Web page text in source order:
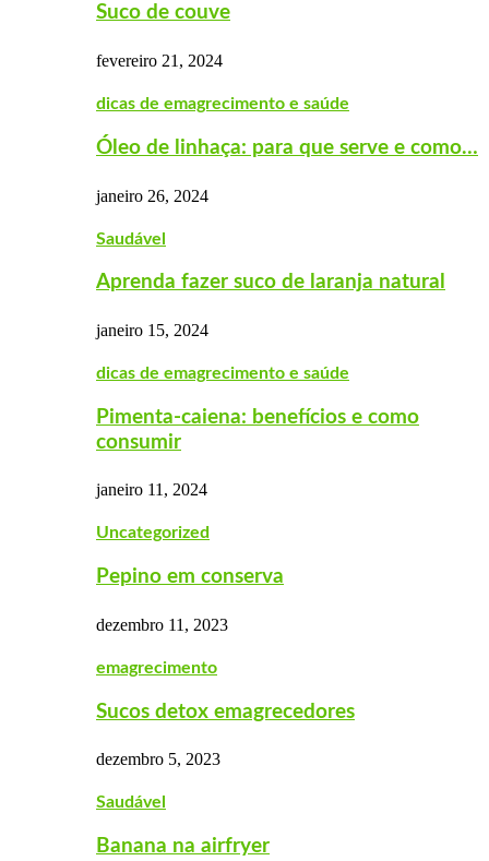
Suco de couve
fevereiro 21, 2024
dicas de emagrecimento e saúde
Óleo de linhaça: para que serve e como…
janeiro 26, 2024
Saudável
Aprenda fazer suco de laranja natural
janeiro 15, 2024
dicas de emagrecimento e saúde
Pimenta-caiena: benefícios e como
consumir
janeiro 11, 2024
Uncategorized
Pepino em conserva
dezembro 11, 2023
emagrecimento
Sucos detox emagrecedores
dezembro 5, 2023
Saudável
Banana na airfryer